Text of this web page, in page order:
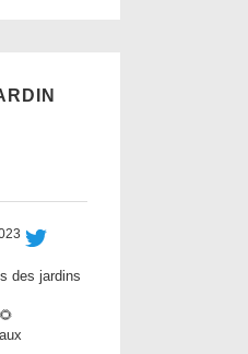
des jardins